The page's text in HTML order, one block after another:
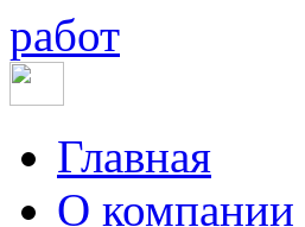
работ
Главная
О компании